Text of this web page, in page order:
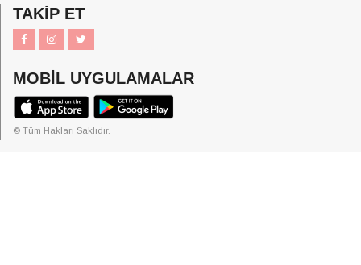
TAKİP ET
MOBİL UYGULAMALAR
© Tüm Hakları Saklıdır.